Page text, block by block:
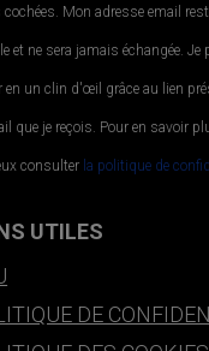
cochées. Mon adresse email
et ne sera jamais échangée. Je
en un clin d'œil grâce au lien
que je reçois. Pour en savoir
consulter la politique de
UTILES
DE